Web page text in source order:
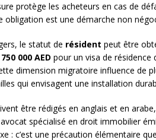
protège les acheteurs en cas de
est une démarche non
le statut de résident peut être
750 000 AED pour un visa de résidence
dimension migratoire influence de
qui envisagent une installation
être rédigés en anglais et en
spécialisé en droit immobilier
: c’est une précaution élémentaire